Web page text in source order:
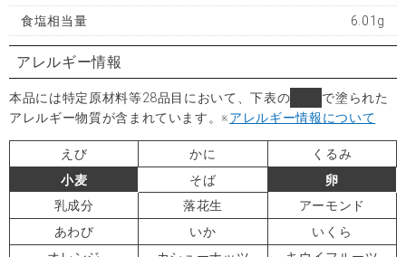
食塩相当量 6.01g
アレルギー情報
本品には特定原材料等28品目において、下表の
で塗られた
アレルギー物質が含まれています。※アレルギー情報について
えび かに
くるみ
小麦
そば
卵
乳成分
落花生
アーモンド
あわび
いか
いくら